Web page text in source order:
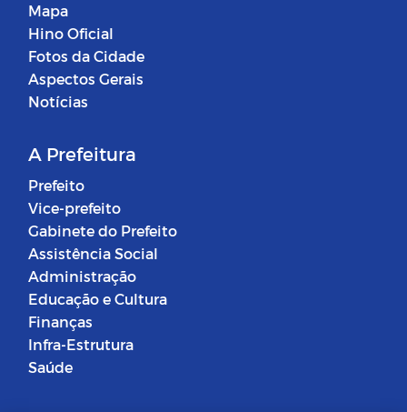
Mapa
Hino Oficial
Fotos da Cidade
Aspectos Gerais
Notícias
A Prefeitura
Prefeito
Vice-prefeito
Gabinete do Prefeito
Assistência Social
Administração
Educação e Cultura
Finanças
Infra-Estrutura
Saúde